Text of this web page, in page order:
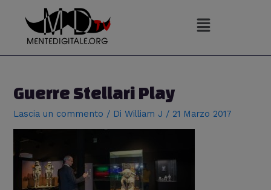
contenuto
Guerre Stellari Play
Lascia un commento / DiWilliam J / 21 Marzo 2017